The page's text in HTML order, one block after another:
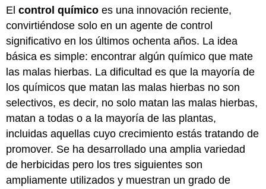
Elcontrol químico es una innovación reciente,
convirtiéndose solo en un agente de control
significativo en los últimos ochenta años. La idea
básica es simple: encontrar algún químico que mate
las malas hierbas. La dificultad es que la mayoría de
los químicos que matan las malas hierbas no son
selectivos, es decir, no solo matan las malas hierbas,
matan a todas o a la mayoría de las plantas,
incluidas aquellas cuyo crecimiento estás tratando de
promover. Se ha desarrollado una amplia variedad
de herbicidas pero los tres siguientes son
ampliamente utilizados y muestran un grado de